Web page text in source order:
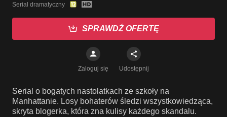
Serial dramatyczny
SPRAWDŹ OFERTĘ
Zaloguj się Udostępnij
Serial o bogatych nastolatkach ze szkoły na
Manhattanie. Losy bohaterów śledzi wszystkowiedząca,
skryta blogerka, która zna kulisy każdego skandalu.